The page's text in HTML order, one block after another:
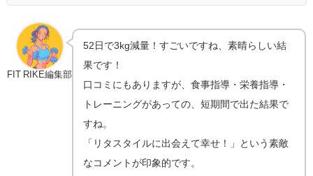
FIT RIKE編集部
52日で3kg減量！すごいですね、素晴らしい結
果です！
口コミにもありますが、食事指導・栄養指導・
トレーニングがあっての、短期間で出た結果で
すね。
「リタスタイルに出会えて幸せ！」という素敵
なコメントが印象的です。